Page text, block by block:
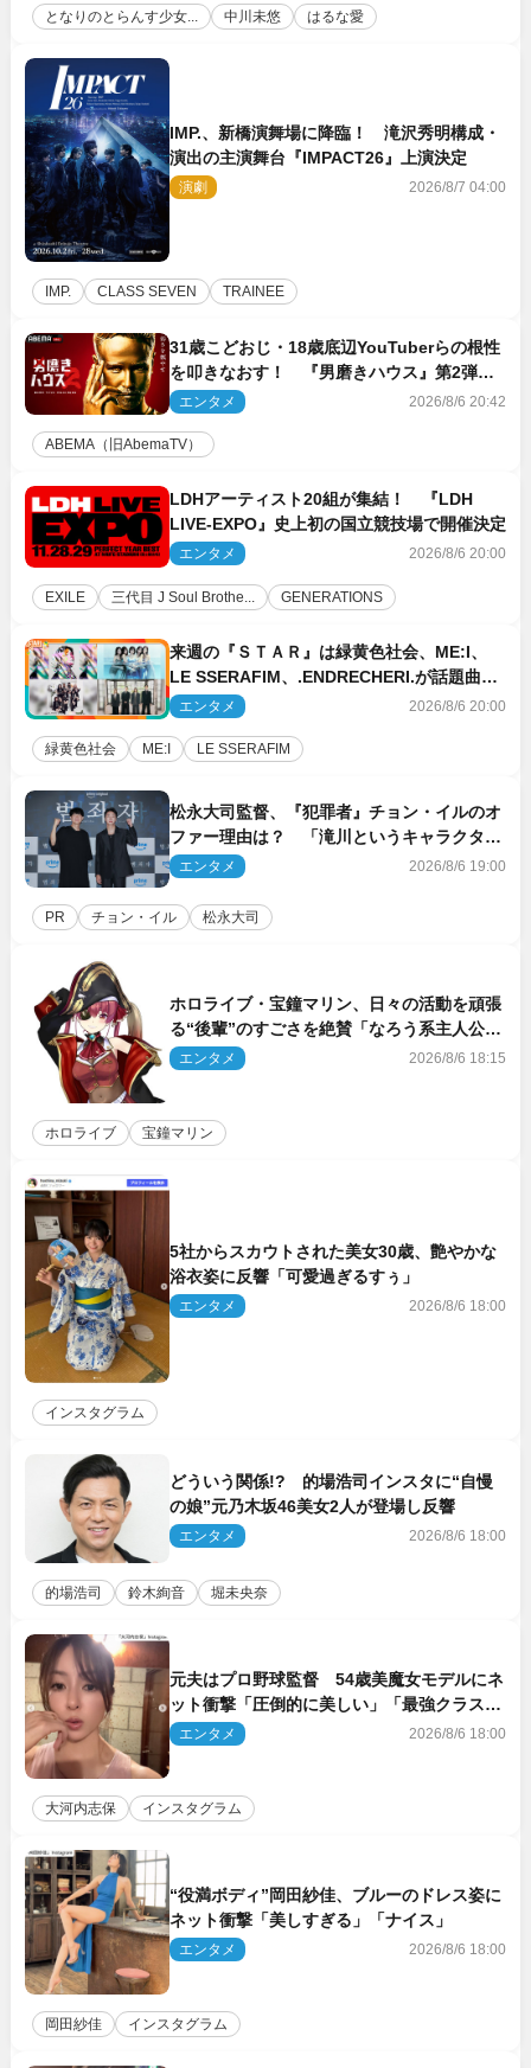
となりのとらんす少女... 中川未悠 はるな愛
IMP.、新橋演舞場に降臨！ 滝沢秀明構成・
演出の主演舞台『IMPACT26』上演決定
演劇 2026/8/7 04:00
IMP. CLASS SEVEN TRAINEE
31歳こどおじ・18歳底辺YouTuberらの根性
を叩きなおす！ 『男磨きハウス』第2弾コ
ーチ陣発表
エンタメ 2026/8/6 20:42
ABEMA（旧AbemaTV）
LDHアーティスト20組が集結！ 『LDH
LIVE‐EXPO』史上初の国立競技場で開催決定
エンタメ 2026/8/6 20:00
EXILE 三代目 J Soul Brothe... GENERATIONS
来週の『ＳＴＡＲ』は緑黄色社会、ME:I、
LE SSERAFIM、.ENDRECHERI.が話題曲を
パフォーマンス！
エンタメ 2026/8/6 20:00
緑黄色社会 ME:I LE SSERAFIM
松永大司監督、『犯罪者』チョン・イルのオ
ファー理由は？ 「滝川というキャラクター
に出会えたことは本当に運が良かった」
エンタメ 2026/8/6 19:00
PR チョン・イル 松永大司
ホロライブ・宝鐘マリン、日々の活動を頑張
る“後輩”のすごさを絶賛「なろう系主人公ま
である」
エンタメ 2026/8/6 18:15
ホロライブ 宝鐘マリン
5社からスカウトされた美女30歳、艶やかな
浴衣姿に反響「可愛過ぎるすぅ」
エンタメ 2026/8/6 18:00
インスタグラム
どういう関係!? 的場浩司インスタに“自慢
の娘”元乃木坂46美女2人が登場し反響
エンタメ 2026/8/6 18:00
的場浩司 鈴木絢音 堀未央奈
元夫はプロ野球監督 54歳美魔女モデルにネ
ット衝撃「圧倒的に美しい」「最強クラス」
「うっとり」
エンタメ 2026/8/6 18:00
大河内志保 インスタグラム
“役満ボディ”岡田紗佳、ブルーのドレス姿に
ネット衝撃「美しすぎる」「ナイス」
エンタメ 2026/8/6 18:00
岡田紗佳 インスタグラム